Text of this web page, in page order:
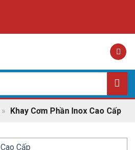
» Khay Cơm Phần Inox Cao Cấp